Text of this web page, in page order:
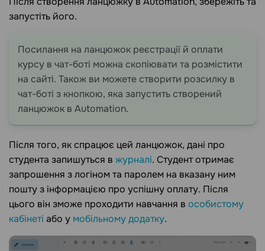
запустіть його.
Посилання на ланцюжок реєстрації й оплати
курсу в чат-боті можна скопіювати та розмістити
на сайті. Також ви можете створити розсилку в
чат-боті з кнопкою, яка запустить створений
ланцюжок в Аutomation.
Після того, як спрацює цей ланцюжок, дані про
студента запишуться в журналі. Студент отримає
запрошення з логіном та паролем на вказану ним
пошту з інформацією про успішну оплату. Після
цього він зможе проходити навчання в особистому
кабінеті або у мобільному додатку.